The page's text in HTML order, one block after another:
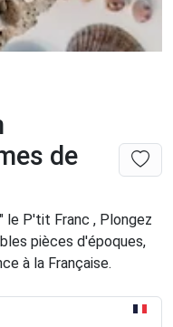
de
le P'tit Franc , Plongez
pièces d'époques,
à la Française.